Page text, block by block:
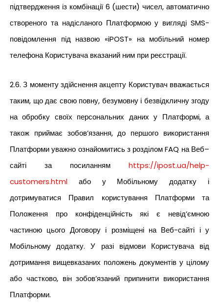
підтвердження із комбінації 6 (шести) чисел, автоматично
створеного та надісланого Платформою у вигляді SMS-
повідомлення під назвою «iPOST» на мобільний номер
телефона Користувача вказаний ним при реєстрації.
2.6. З моменту здійснення акцепту Користувач вважається
таким, що дає свою повну, безумовну і безвідкличну згоду
на обробку своїх персональних даних у Платформі, а
також приймає зобов’язання, до першого використання
Платформи уважно ознайомитись з розділом FAQ на Веб–
сайті за посиланням https://ipost.ua/help-
customers.html або у Мобільному додатку і
дотримуватися Правил користування Платформи та
Положення про конфіденційність які є невід’ємною
частиною цього Договору і розміщені на Веб-сайті і у
Мобільному додатку. У разі відмови Користувача від
дотримання вищевказаних положень документів у цілому
або частково, він зобов’язаний припинити використання
Платформи.